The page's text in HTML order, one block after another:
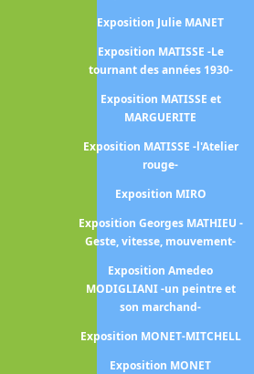
Exposition Julie MANET
Exposition MATISSE -Le
tournant des années 1930-
Exposition MATISSE et
MARGUERITE
Exposition MATISSE -l'Atelier
rouge-
Exposition MIRO
Exposition Georges MATHIEU -
Geste, vitesse, mouvement-
Exposition Amedeo
MODIGLIANI -un peintre et
son marchand-
Exposition MONET-MITCHELL
Exposition MONET